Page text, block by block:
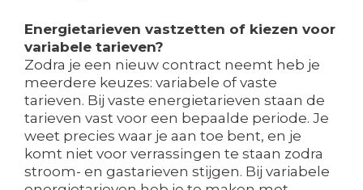
Energietarieven vastzetten of kiezen voor
variabele tarieven?
Zodra je een nieuw contract neemt heb je
meerdere keuzes: variabele of vaste
tarieven. Bij vaste energietarieven staan de
tarieven vast voor een bepaalde periode. Je
weet precies waar je aan toe bent, en je
komt niet voor verrassingen te staan zodra
stroom- en gastarieven stijgen. Bij variabele